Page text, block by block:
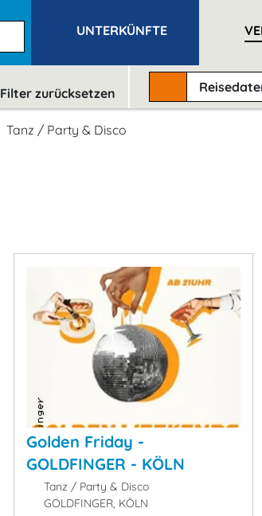
UNTERKÜNFTE
Filter zurücksetzen
Tanz / Party & Disco
Golden Friday -
GOLDFINGER - KÖLN
Tanz / Party & Disco
GOLDFINGER, KÖLN